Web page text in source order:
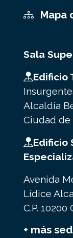
Mapa
Sala
Edificio
Alcaldía
Ciudad
Edificio
Avenida
Lídice
C.P.
+ más